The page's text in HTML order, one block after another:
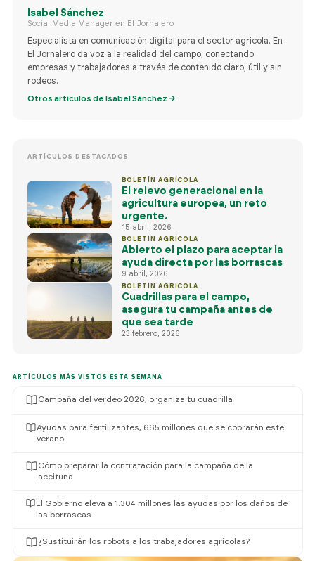
Isabel Sánchez
Social Media Manager en El Jornalero
Especialista en comunicación digital para el sector agrícola. En
El Jornalero da voz a la realidad del campo, conectando
empresas y trabajadores a través de contenido claro, útil y sin
rodeos.
Otros artículos de Isabel Sánchez →
ARTÍCULOS DESTACADOS
BOLETÍN AGRÍCOLA
El relevo generacional en la
agricultura europea, un reto
urgente.
15 abril, 2026
BOLETÍN AGRÍCOLA
Abierto el plazo para aceptar la
ayuda directa por las borrascas
9 abril, 2026
BOLETÍN AGRÍCOLA
Cuadrillas para el campo,
asegura tu campaña antes de
que sea tarde
23 febrero, 2026
ARTÍCULOS MÁS VISTOS ESTA SEMANA
Campaña del verdeo 2026, organiza tu cuadrilla
Ayudas para fertilizantes, 665 millones que se cobrarán este
verano
Cómo preparar la contratación para la campaña de la
aceituna
El Gobierno eleva a 1.304 millones las ayudas por los daños de
las borrascas
¿Sustituirán los robots a los trabajadores agrícolas?